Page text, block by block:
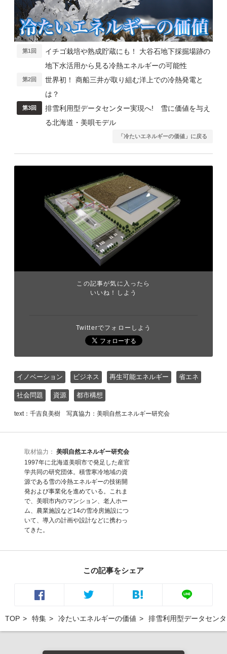
第1回
イチゴ栽培や熟成貯蔵にも！ 大谷石地下採掘場跡の
地下水活用から見る冷熱エネルギーの可能性
第2回
世界初！ 商船三井が取り組む洋上での冷熱発電と
は？
第3回
排雪利用型データセンター実現へ! 雪に価値を与え
る北海道・美唄モデル
「冷たいエネルギーの価値」に戻る
この記事が気に入ったら
いいね！しよう
Twitterでフォローしよう
イノベーション ビジネス 再生可能エネルギー 省エネ
社会問題 資源 都市構想
text：千吉良美樹 写真協力：美唄自然エネルギー研究会
取材協力： 美唄自然エネルギー研究会
1997年に北海道美唄市で発足した産官
学共同の研究団体。積雪寒冷地域の資
源である雪の冷熱エネルギーの技術開
発および事業化を進めている。これま
で、美唄市内のマンション、老人ホー
ム、農業施設など14の雪冷房施設につ
いて、導入の計画や設計などに携わっ
てきた。
この記事をシェア
TOP 特集 冷たいエネルギーの価値 排雪利用型データセン